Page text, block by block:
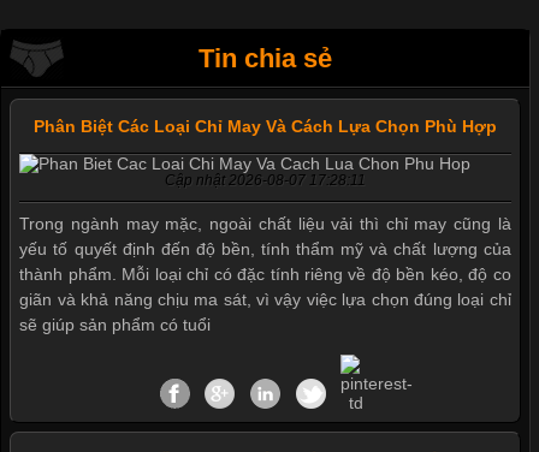
Tin chia sẻ
Phân Biệt Các Loại Chỉ May Và Cách Lựa Chọn Phù Hợp
Cập nhật 2026-08-07 17:28:11
Trong ngành may mặc, ngoài chất liệu vải thì chỉ may cũng là
yếu tố quyết định đến độ bền, tính thẩm mỹ và chất lượng của
thành phẩm. Mỗi loại chỉ có đặc tính riêng về độ bền kéo, độ co
giãn và khả năng chịu ma sát, vì vậy việc lựa chọn đúng loại chỉ
sẽ giúp sản phẩm có tuổi